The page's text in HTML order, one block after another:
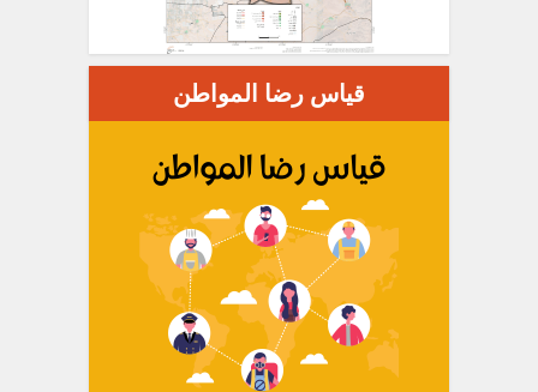
قياس رضا المواطن